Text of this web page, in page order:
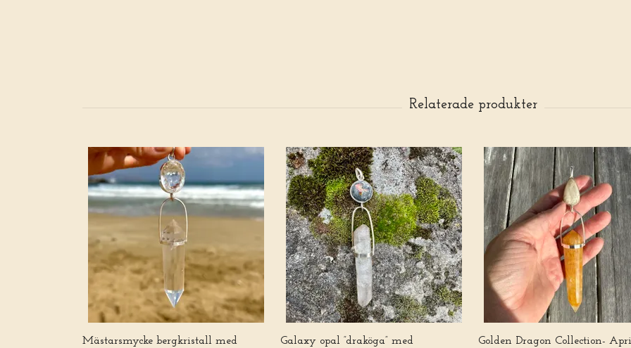
Mästarsmycke bergkristall med
Galaxy opal ”draköga” med
Golden Dragon Collection-